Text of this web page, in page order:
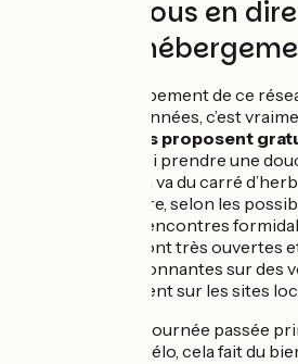
peux-tu nous en
moyen
J’ai vu le développement de ce
deux dernières années, c’est
hôtes proposent
et de quoi prendre une
Pour dormir, cela va du carré
tente à la chambre, selon les
n’ai fait que des rencontres
qui accueillent sont très ouvertes
anecdotes passionnantes sur des
ou plus simplement sur les sites
Après une journée passée
seul sur le vélo, cela fait du